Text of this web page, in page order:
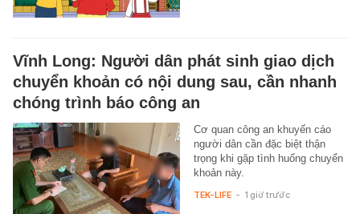
Vĩnh Long: Người dân phát sinh giao dịch
chuyển khoản có nội dung sau, cần nhanh
chóng trình báo công an
Cơ quan công an khuyến cáo
người dân cần đặc biệt thận
trọng khi gặp tình huống chuyển
khoản này.
TEK-LIFE - 1 giờ trước